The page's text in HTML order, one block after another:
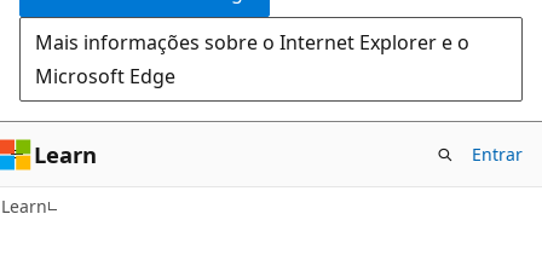
Mais informações sobre o Internet Explorer e o
Microsoft Edge
Learn Entrar
Learn